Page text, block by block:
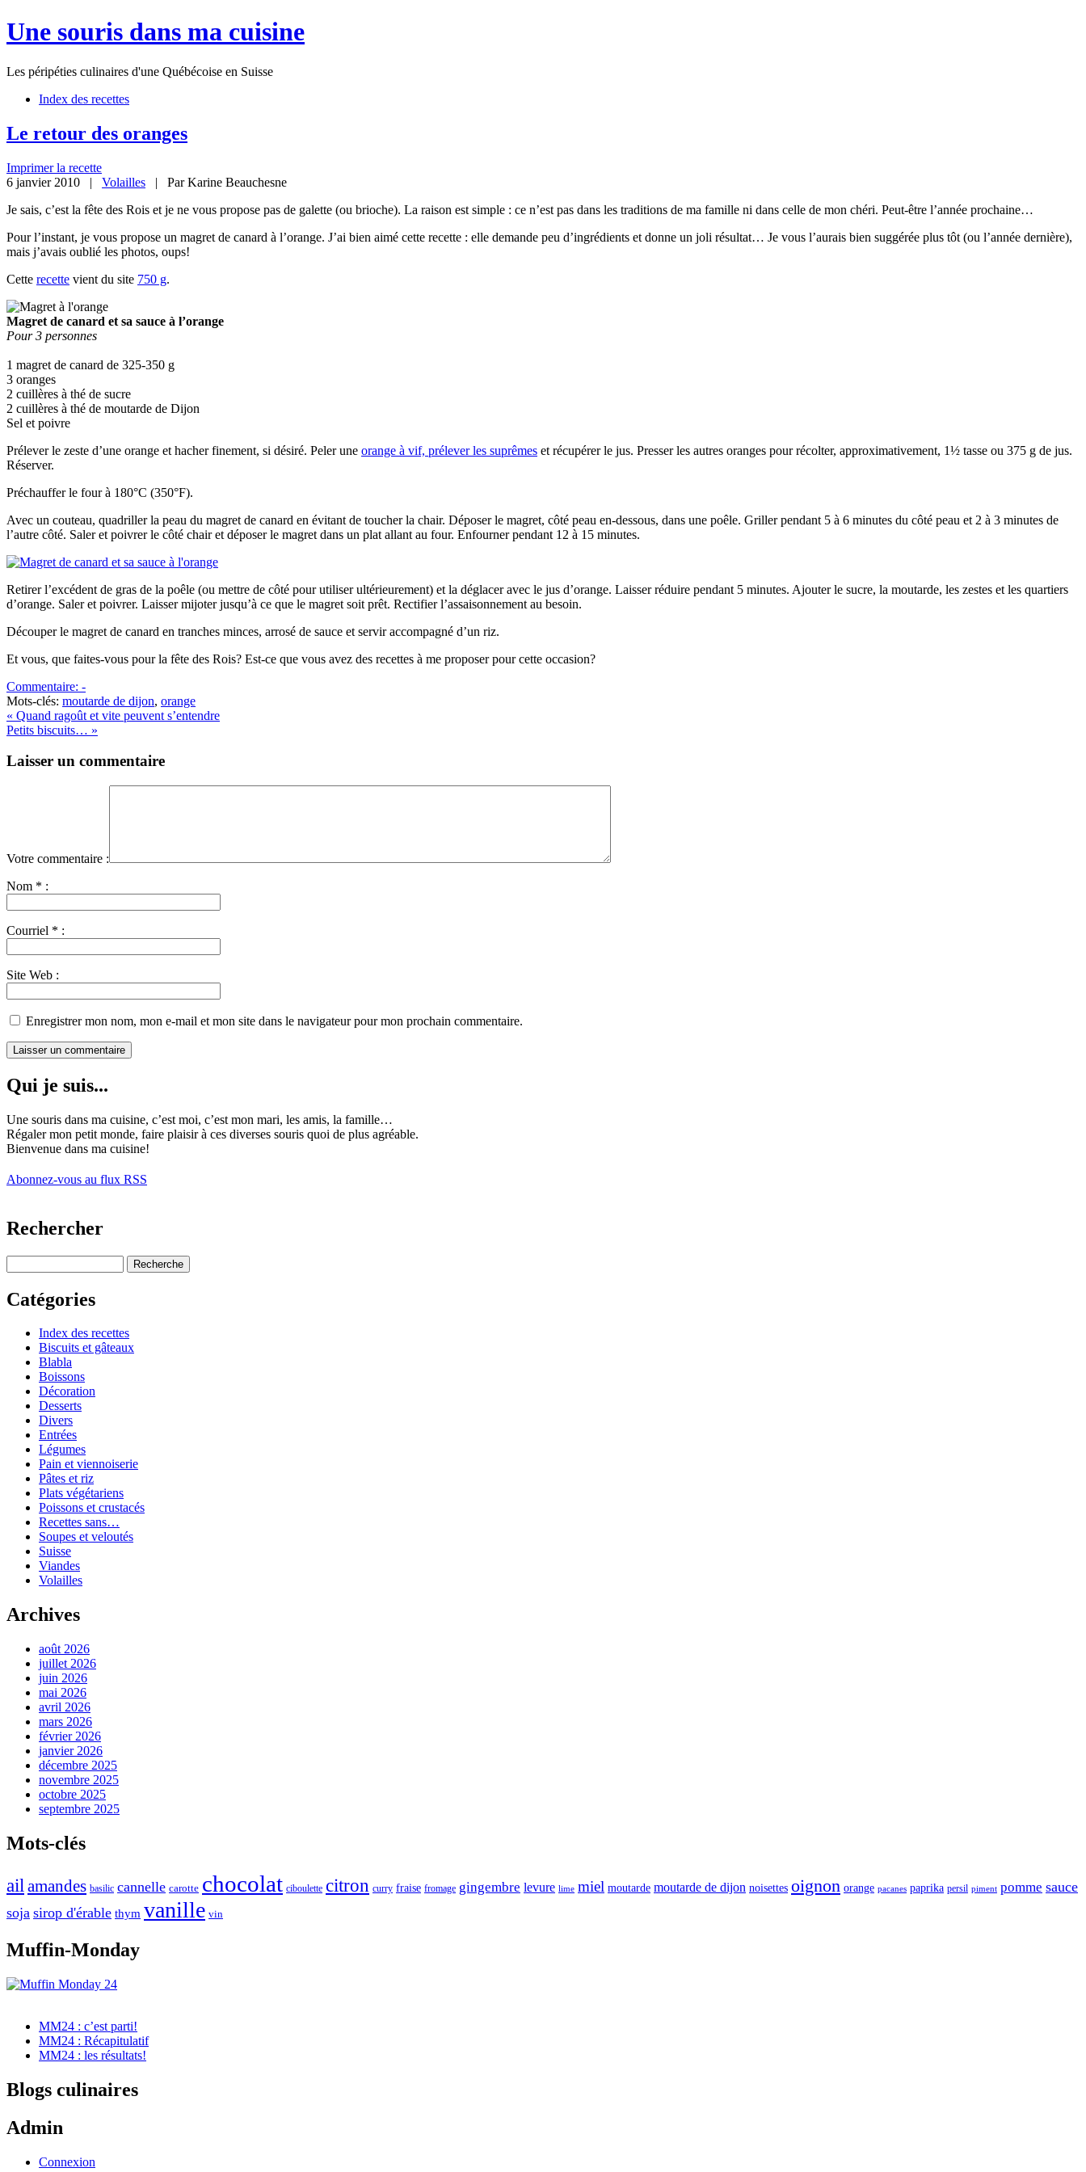
Une souris dans ma cuisine
Les péripéties culinaires d'une Québécoise en Suisse
Index des recettes
Le retour des oranges
Imprimer la recette
6 janvier 2010 | Volailles | Par Karine Beauchesne
Je sais, c’est la fête des Rois et je ne vous propose pas de galette (ou brioche). La raison est simple : ce n’est pas dans les traditions de ma famille ni dans celle de mon chéri. Peut-être l’année prochaine…
Pour l’instant, je vous propose un magret de canard à l’orange. J’ai bien aimé cette recette : elle demande peu d’ingrédients et donne un joli résultat… Je vous l’aurais bien suggérée plus tôt (ou l’année dernière),
mais j’avais oublié les photos, oups!
Cette recette vient du site 750 g.
Magret de canard et sa sauce à l’orange
Pour 3 personnes
1 magret de canard de 325-350 g
3 oranges
2 cuillères à thé de sucre
2 cuillères à thé de moutarde de Dijon
Sel et poivre
Prélever le zeste d’une orange et hacher finement, si désiré. Peler une orange à vif, prélever les suprêmes et récupérer le jus. Presser les autres oranges pour récolter, approximativement, 1½ tasse ou 375 g de jus.
Réserver.
Préchauffer le four à 180°C (350°F).
Avec un couteau, quadriller la peau du magret de canard en évitant de toucher la chair. Déposer le magret, côté peau en-dessous, dans une poêle. Griller pendant 5 à 6 minutes du côté peau et 2 à 3 minutes de
l’autre côté. Saler et poivrer le côté chair et déposer le magret dans un plat allant au four. Enfourner pendant 12 à 15 minutes.
Retirer l’excédent de gras de la poêle (ou mettre de côté pour utiliser ultérieurement) et la déglacer avec le jus d’orange. Laisser réduire pendant 5 minutes. Ajouter le sucre, la moutarde, les zestes et les quartiers
d’orange. Saler et poivrer. Laisser mijoter jusqu’à ce que le magret soit prêt. Rectifier l’assaisonnement au besoin.
Découper le magret de canard en tranches minces, arrosé de sauce et servir accompagné d’un riz.
Et vous, que faites-vous pour la fête des Rois? Est-ce que vous avez des recettes à me proposer pour cette occasion?
Commentaire: -
Mots-clés: moutarde de dijon, orange
« Quand ragoût et vite peuvent s’entendre
Petits biscuits… »
Laisser un commentaire
Votre commentaire :
Nom * :
Courriel * :
Site Web :
Enregistrer mon nom, mon e-mail et mon site dans le navigateur pour mon prochain commentaire.
Qui je suis...
Une souris dans ma cuisine, c’est moi, c’est mon mari, les amis, la famille…
Régaler mon petit monde, faire plaisir à ces diverses souris quoi de plus agréable.
Bienvenue dans ma cuisine!
Abonnez-vous au flux RSS
Rechercher
Catégories
Index des recettes
Biscuits et gâteaux
Blabla
Boissons
Décoration
Desserts
Divers
Entrées
Légumes
Pain et viennoiserie
Pâtes et riz
Plats végétariens
Poissons et crustacés
Recettes sans…
Soupes et veloutés
Suisse
Viandes
Volailles
Archives
août 2026
juillet 2026
juin 2026
mai 2026
avril 2026
mars 2026
février 2026
janvier 2026
décembre 2025
novembre 2025
octobre 2025
septembre 2025
Mots-clés
ailamandes basilic cannelle carotte chocolat ciboulette citron curry fraise fromage gingembre levure lime miel moutarde moutarde de dijon noisettes oignon orange pacanes paprika persil piment pomme sauce
soja sirop d'érable thym vanille vin
Muffin-Monday
MM24 : c’est parti!
MM24 : Récapitulatif
MM24 : les résultats!
Blogs culinaires
Admin
Connexion